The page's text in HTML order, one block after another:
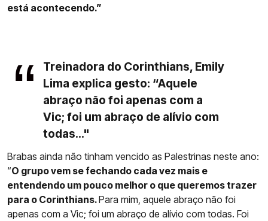
está acontecendo.”
Treinadora do Corinthians, Emily
Lima explica gesto: “Aquele
abraço não foi apenas com a
Vic; foi um abraço de alívio com
todas..."
Brabas ainda não tinham vencido as Palestrinas neste ano:
“O grupo vem se fechando cada vez mais e
entendendo um pouco melhor o que queremos trazer
para o Corinthians.Para mim, aquele abraço não foi
apenas com a Vic; foi um abraço de alívio com todas. Foi